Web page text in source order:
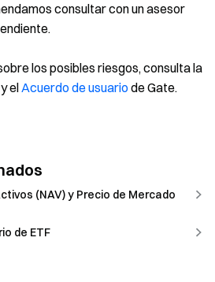
consultar con un asesor
los posibles riesgos, consulta la
y elAcuerdo de usuario de Gate.
(NAV) y Precio de Mercado
de ETF